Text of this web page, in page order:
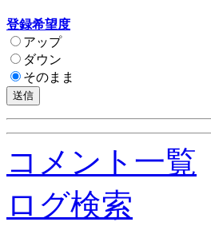
登録希望度
アップ
ダウン
そのまま
コメント一覧
ログ検索